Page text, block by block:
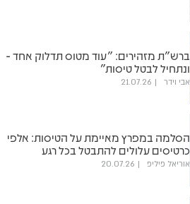
ברש"ת מזהירים: "עוד מטוס תדלוק אחד -
ונתחיל לבטל טיסות"
אבי וידר 21.07.26
הסלמה במפרץ מאיימת על הטיסות: אלפי
כרטיסים עלולים להתבטל בכל רגע
אוריאל פיליפ 20.07.26